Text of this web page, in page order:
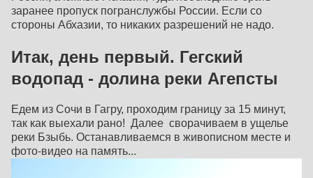
заранее пропуск погранслужбы России. Если со
стороны Абхазии, то никаких разрешений не надо.
Итак, день первый. Гегский
водопад - долина реки Агепсты
Едем из Сочи в Гагру, проходим границу за 15 минут,
так как выехали рано! Далее сворачиваем в ущелье
реки Бзыбь. Останавливаемся в живописном месте и
фото-видео на память...